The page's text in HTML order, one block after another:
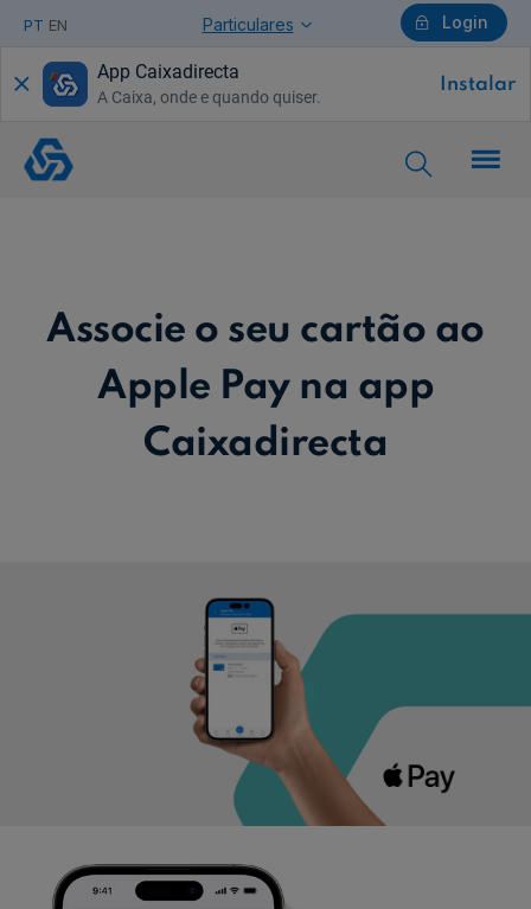
PT EN Login
Particulares
Particulares
Saiba mais sobre a Chave Móvel Digital
Aderir ao Caixadirecta Particulares
Aderir ao Caixadirecta Empresas
Faça download da App Caixadirecta
Recomendações de Segurança
App Caixadirecta
A Caixa, onde e quando quiser.
Instalar
Apple
Pay
Associe o seu cartão ao
Apple Pay na app
Caixadirecta